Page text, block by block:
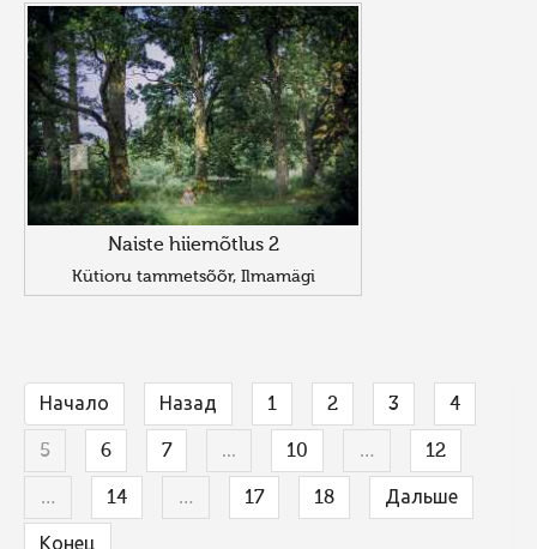
Naiste hiiemõtlus 2
Kütioru tammetsõõr, Ilmamägi
Начало Назад 1 2 3 4
5 6 7 ... 10 … 12
… 14 … 17 18 Дальше